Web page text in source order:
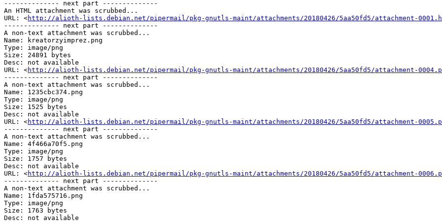
-------------- next part --------------
An HTML attachment was scrubbed...
URL: <http://alioth-lists.debian.net/pipermail/pkg-gnutls-maint/attachments/20180426/5aa50fd5/attachment-
-------------- next part --------------
A non-text attachment was scrubbed...
Name: kreatorzyimprez.png
Type: image/png
Size: 24891 bytes
Desc: not available
URL: <http://alioth-lists.debian.net/pipermail/pkg-gnutls-maint/attachments/20180426/5aa50fd5/attachment-
-------------- next part --------------
A non-text attachment was scrubbed...
Name: 1235cbc374.png
Type: image/png
Size: 1525 bytes
Desc: not available
URL: <http://alioth-lists.debian.net/pipermail/pkg-gnutls-maint/attachments/20180426/5aa50fd5/attachment-
-------------- next part --------------
A non-text attachment was scrubbed...
Name: 4f466a70f5.png
Type: image/png
Size: 1757 bytes
Desc: not available
URL: <http://alioth-lists.debian.net/pipermail/pkg-gnutls-maint/attachments/20180426/5aa50fd5/attachment-
-------------- next part --------------
A non-text attachment was scrubbed...
Name: 1fda575716.png
Type: image/png
Size: 1763 bytes
Desc: not available